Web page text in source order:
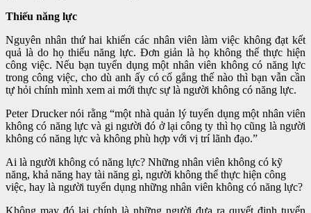
Thiếu năng lực
Nguyên nhân thứ hai khiến các nhân viên làm việc không đạt kết
quả là do họ thiếu năng lực. Đơn giản là họ không thể thực hiện
công việc. Nếu bạn tuyển dụng một nhân viên không có năng lực
trong công việc, cho dù anh ấy có cố gắng thế nào thì bạn vẫn cần
tự hỏi chính mình xem ai mới thực sự là người không có năng lực.
Peter Drucker nói rằng “một nhà quản lý tuyển dụng một nhân viên
không có năng lực và gi người đó ở lại công ty thì họ cũng là người
không có năng lực và không phù hợp với vị trí lãnh đạo.”
Ai là người không có năng lực? Những nhân viên không có kỹ
năng, khả năng hay tài năng gì, người không thể thực hiện công
việc, hay là người tuyển dụng những nhân viên không có năng lực?